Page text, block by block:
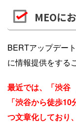
MEOに
BERTアップデー
に情報提供をする
最近では、「渋谷
「渋谷から徒歩
つ文章化しており